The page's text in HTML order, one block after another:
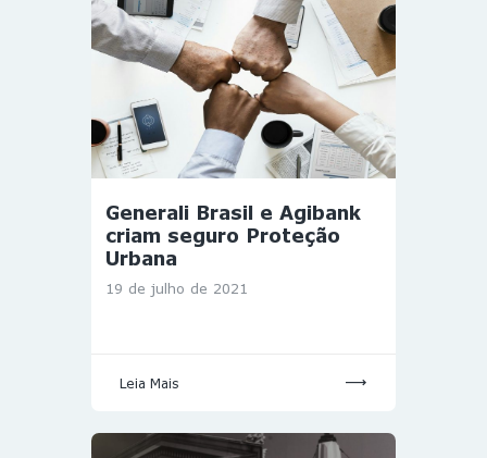
Generali Brasil e Agibank
criam seguro Proteção
Urbana
19 de julho de 2021
Leia Mais